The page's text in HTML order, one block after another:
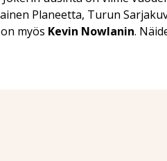
Planeetta, Turun
myös Kevin Nowlanin.